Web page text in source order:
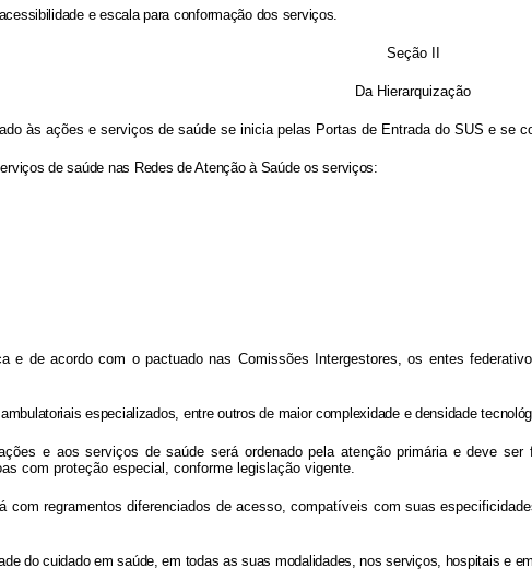
e escala para conformação dos serviços.
Seção II
Da Hierarquização
às ações e serviços de saúde se inicia pelas Portas de Entrada do SUS e se
de saúde nas Redes de Atenção à Saúde os serviços:
e de acordo com o pactuado nas Comissões Intergestores, os entes
especializados, entre outros de maior complexidade e densidade
e aos serviços de saúde será ordenado pela atenção primária e deve
com proteção especial, conforme legislação vigente.
com regramentos diferenciados de acesso, compatíveis com suas
do cuidado em saúde, em todas as suas modalidades, nos serviços, hospitais e